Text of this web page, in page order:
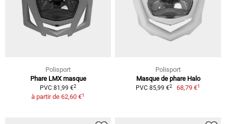
Polisport
Phare LMX masque
PVC 81,99 €2
à partir de 62,60 €1
Polisport
Masque de phare Halo
PVC 85,99 €2 68,79 €1